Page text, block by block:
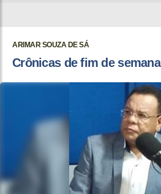
ARIMAR SOUZA DE SÁ
Crônicas de fim de semana